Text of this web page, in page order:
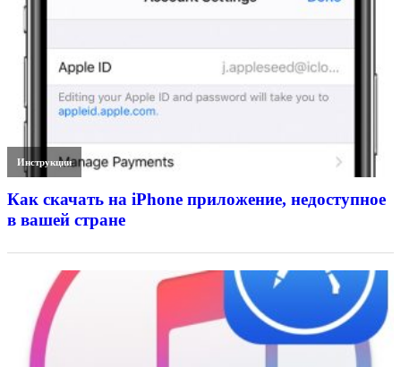
Инструкции
Как скачать на iPhone приложение, недоступное
в вашей стране